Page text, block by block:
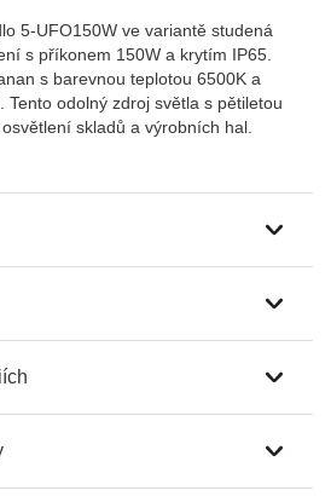
5-UFO150W ve variantě studená
s příkonem 150W a krytím IP65.
s barevnou teplotou 6500K a
Tento odolný zdroj světla s pětiletou
skladů a výrobních hal.